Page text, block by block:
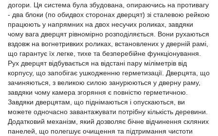
догори. Ця система була збудована, опираючись на противагу
- два блоки (по обидвох сторонах дверцят) зі сталевою рейкою
працюють у напрямних на двох несучих роликах, завдяки
чому вага дверцят рівномірно розподіляється. Вони рухаються
вздовж на вогнетривких роликах, встановлених у дверній рамі,
що гарантує їх легке, тихе та безперебійне функціонування.
Рух дверцят відбувається на відстані пару міліметрів від
корпусу, що запобігає ушкодженню герметизації. Дверцята, що
зачиняються, з великою силою занурюються у дверну раму,
завдяки чому камера згоряння є повністю герметичною.
Завдяки дверцятам, що піднімаються і опускаються, ви
можете одночасно завантажувати потрібну кількість деревини.
Додатковий механізм, який дозволяє бічне відчинення скляних
панелей, що полегшує очищення та підтримання чистоти